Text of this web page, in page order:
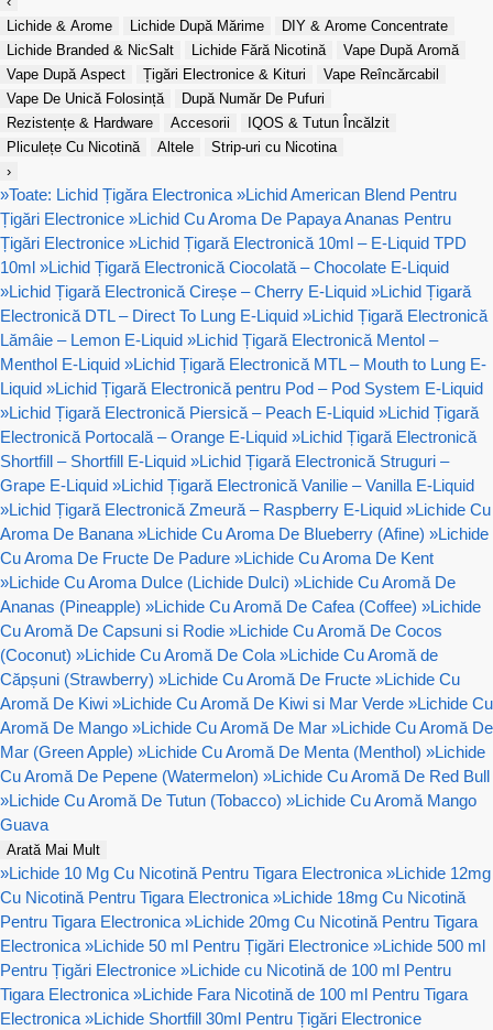
Lichide & Arome
Lichide După Mărime
DIY & Arome Concentrate
Lichide Branded & NicSalt
Lichide Fără Nicotină
Vape După Aromă
Vape După Aspect
Țigări Electronice & Kituri
Vape Reîncărcabil
Vape De Unică Folosință
După Număr De Pufuri
Rezistențe & Hardware
Accesorii
IQOS & Tutun Încălzit
Pliculețe Cu Nicotină
Altele
Strip-uri cu Nicotina
›
»Toate: Lichid Țigăra Electronica »Lichid American Blend Pentru
Țigări Electronice »Lichid Cu Aroma De Papaya Ananas Pentru
Țigări Electronice »Lichid Țigară Electronică 10ml – E-Liquid TPD
10ml »Lichid Țigară Electronică Ciocolată – Chocolate E-Liquid
»Lichid Țigară Electronică Cireșe – Cherry E-Liquid »Lichid Țigară
Electronică DTL – Direct To Lung E-Liquid »Lichid Țigară Electronică
Lămâie – Lemon E-Liquid »Lichid Țigară Electronică Mentol –
Menthol E-Liquid »Lichid Țigară Electronică MTL – Mouth to Lung E-
Liquid »Lichid Țigară Electronică pentru Pod – Pod System E-Liquid
»Lichid Țigară Electronică Piersică – Peach E-Liquid »Lichid Țigară
Electronică Portocală – Orange E-Liquid »Lichid Țigară Electronică
Shortfill – Shortfill E-Liquid »Lichid Țigară Electronică Struguri –
Grape E-Liquid »Lichid Țigară Electronică Vanilie – Vanilla E-Liquid
»Lichid Țigară Electronică Zmeură – Raspberry E-Liquid »Lichide Cu
Aroma De Banana »Lichide Cu Aroma De Blueberry (Afine) »Lichide
Cu Aroma De Fructe De Padure »Lichide Cu Aroma De Kent
»Lichide Cu Aroma Dulce (Lichide Dulci) »Lichide Cu Aromă De
Ananas (Pineapple) »Lichide Cu Aromă De Cafea (Coffee) »Lichide
Cu Aromă De Capsuni si Rodie »Lichide Cu Aromă De Cocos
(Coconut) »Lichide Cu Aromă De Cola »Lichide Cu Aromă de
Căpșuni (Strawberry) »Lichide Cu Aromă De Fructe »Lichide Cu
Aromă De Kiwi »Lichide Cu Aromă De Kiwi si Mar Verde »Lichide Cu
Aromă De Mango »Lichide Cu Aromă De Mar »Lichide Cu Aromă De
Mar (Green Apple) »Lichide Cu Aromă De Menta (Menthol) »Lichide
Cu Aromă De Pepene (Watermelon) »Lichide Cu Aromă De Red Bull
»Lichide Cu Aromă De Tutun (Tobacco) »Lichide Cu Aromă Mango
Guava
Arată Mai Mult
»Lichide 10 Mg Cu Nicotină Pentru Tigara Electronica »Lichide 12mg
Cu Nicotină Pentru Tigara Electronica »Lichide 18mg Cu Nicotină
Pentru Tigara Electronica »Lichide 20mg Cu Nicotină Pentru Tigara
Electronica »Lichide 50 ml Pentru Țigări Electronice »Lichide 500 ml
Pentru Țigări Electronice »Lichide cu Nicotină de 100 ml Pentru
Tigara Electronica »Lichide Fara Nicotină de 100 ml Pentru Tigara
Electronica »Lichide Shortfill 30ml Pentru Țigări Electronice